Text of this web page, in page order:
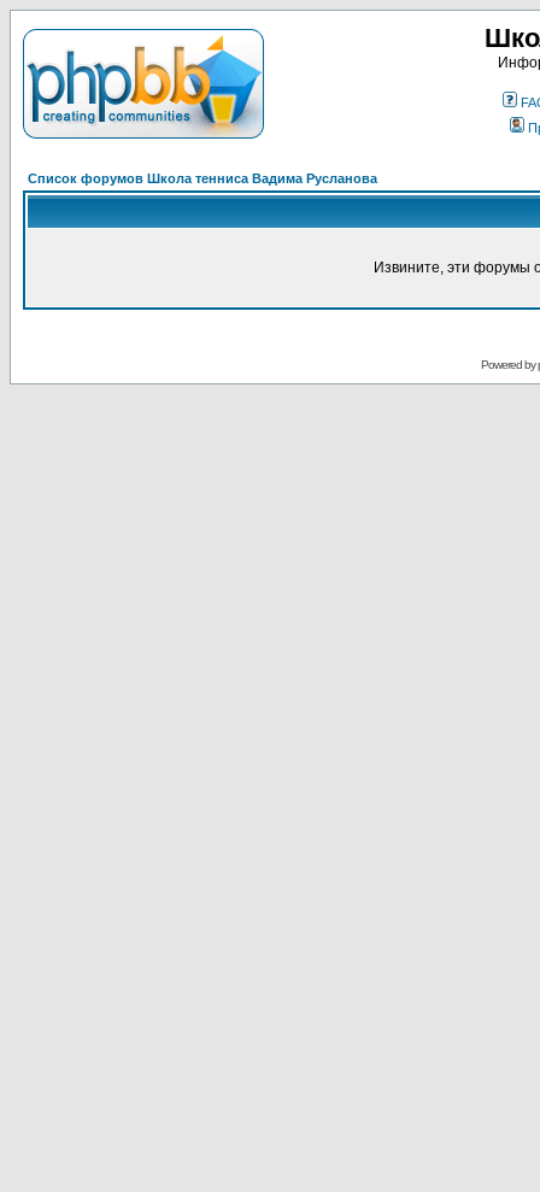
Список форумов Школа тенниса Вадима Русланова
Извините, эти форумы
Powered by